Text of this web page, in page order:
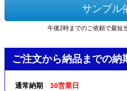
サンプル
午後2時までのご依頼で最短
ご注文から納品までの納
通常納期 10営業日